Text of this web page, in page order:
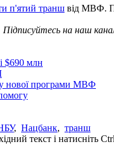
п'ятий транш від МВФ.
на наш
$690 млн
нової програми МВФ
, Нацбанк, транш
текст і натисніть